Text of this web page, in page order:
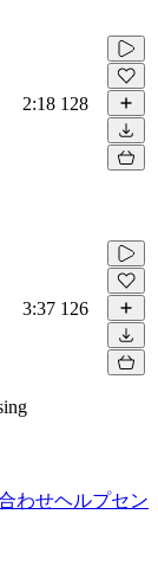
2:18 128
3:37 126
わせヘルプセン